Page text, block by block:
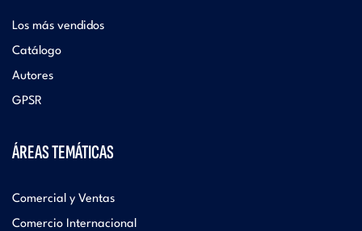
Los más vendidos
Catálogo
Autores
GPSR
ÁREAS TEMÁTICAS
Comercial y Ventas
Comercio Internacional